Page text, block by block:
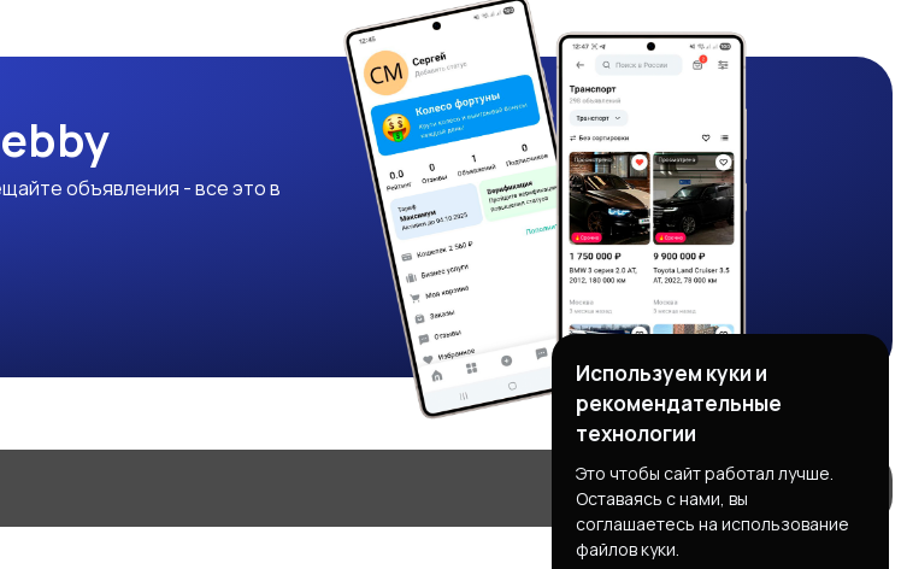
объявления - все это в
Используем куки и
рекомендательные
технологии
Это чтобы сайт работал лучше.
Оставаясь с нами, вы
соглашаетесь на использование
файлов куки.